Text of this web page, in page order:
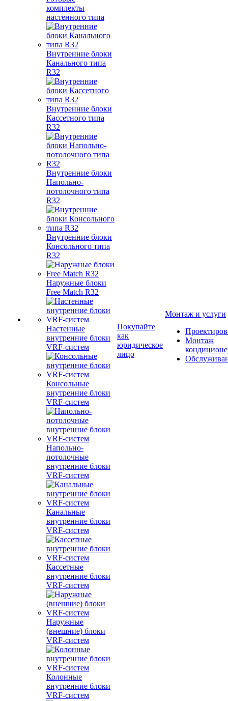
комплекты
настенного типа
Внутренние блоки
Канального типа
R32
Внутренние блоки
Кассетного типа
R32
Внутренние блоки
Напольно-
потолочного типа
R32
Внутренние блоки
Консольного типа
R32
Наружные блоки
Free Match R32
Настенные
внутренние блоки
VRF-систем
Консольные
внутренние блоки
VRF-систем
Напольно-
потолочные
внутренние блоки
VRF-систем
Канальные
внутренние блоки
VRF-систем
Кассетные
внутренние блоки
VRF-систем
Наружные
(внешние) блоки
VRF-систем
Колонные
внутренние блоки
VRF-систем
Покупайте
как
юридическое
лицо
Монтаж и услуги
Монтаж